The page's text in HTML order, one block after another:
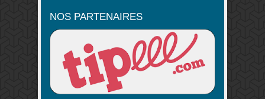
NOS PARTENAIRES